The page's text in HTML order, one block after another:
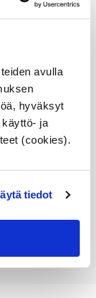
avulla
hyväksyt
ja
(cookies).
tiedot
Z4
osa